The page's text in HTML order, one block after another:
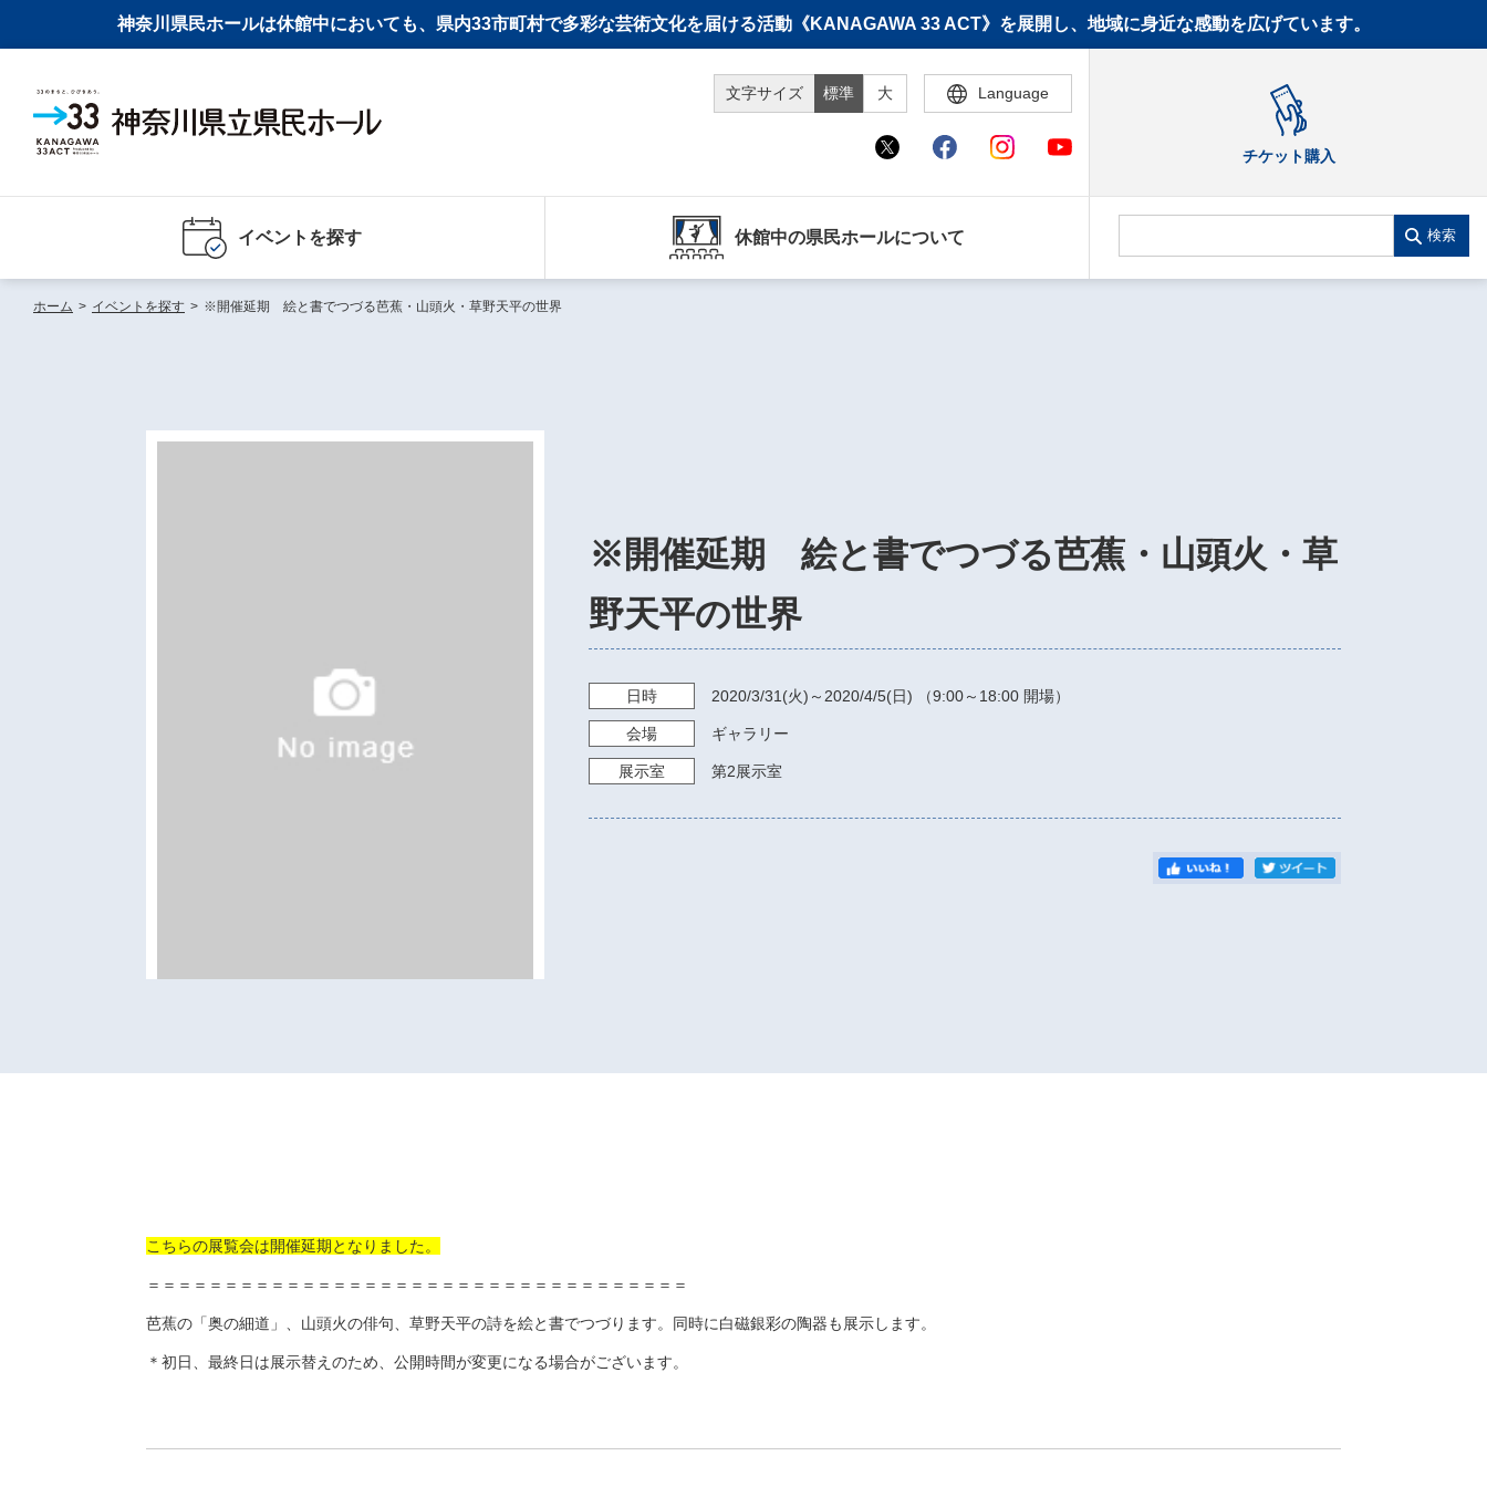
神奈川県民ホールは休館中においても、県内33市町村で多彩な芸術文化を届ける活動《KANAGAWA 33 ACT》を展開し、地域に身近な感動を広げています。
文字サイズ 標準 大 Language
チケット購入
イベントを探す 休館中の県民ホールについて 検索
ホーム > イベントを探す > ※開催延期 絵と書でつづる芭蕉・山頭火・草野天平の世界
※開催延期 絵と書でつづる芭蕉・山頭火・草
野天平の世界
日時 2020/3/31 (火)～ 2020/4/5(日) （9:00～18:00 開場）
会場 ギャラリー
展示室 第2展示室
こちらの展覧会は開催延期となりました。
＝＝＝＝＝＝＝＝＝＝＝＝＝＝＝＝＝＝＝＝＝＝＝＝＝＝＝＝＝＝＝＝＝＝＝
芭蕉の「奥の細道」、山頭火の俳句、草野天平の詩を絵と書でつづります。同時に白磁銀彩の陶器も展示します。
＊初日、最終日は展示替えのため、公開時間が変更になる場合がございます。